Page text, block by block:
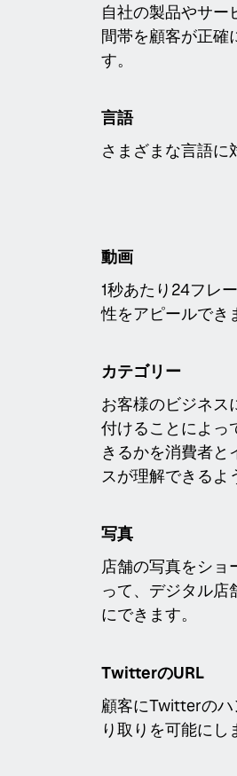
自社の製品やサー
間帯を顧客が正確
す。
言語
さまざまな言語に
動画
1秒あたり24フレ
性をアピールでき
カテゴリー
お客様のビジネス
付けることによっ
きるかを消費者と
スが理解できるよ
写真
店舗の写真をショ
って、デジタル店
にできます。
TwitterのURL
顧客にTwitterの
り取りを可能にし